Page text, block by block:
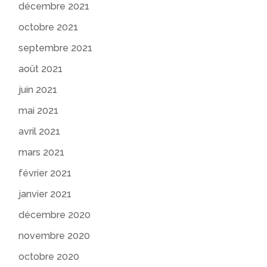
décembre 2021
octobre 2021
septembre 2021
août 2021
juin 2021
mai 2021
avril 2021
mars 2021
février 2021
janvier 2021
décembre 2020
novembre 2020
octobre 2020